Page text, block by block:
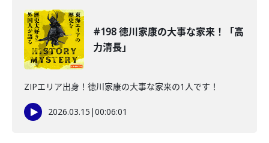
#198 徳川家康の大事な家来！「高
力清長」
ZIPエリア出身！徳川家康の大事な家来の1人です！
2026.03.15 |00:06:01